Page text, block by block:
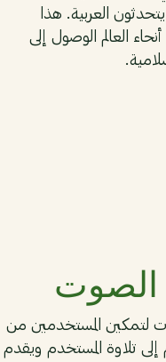
العربية. هذا
العالم الوصول إلى
الصوت
لتمكين المستخدمين من
تلاوة المستخدم ويقدم